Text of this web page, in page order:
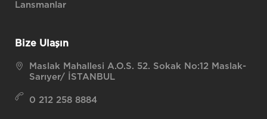
Lansmanlar
Bize Ulaşın
Maslak Mahallesi A.O.S. 52. Sokak No:12 Maslak-
Sarıyer/ İSTANBUL
0 212 258 8884